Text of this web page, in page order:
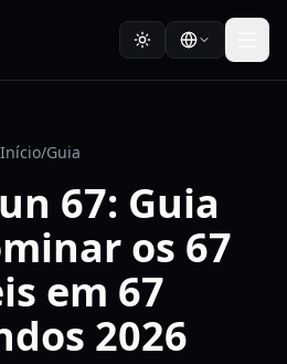
Início/Guia
67: Guia
os 67
em 67
2026